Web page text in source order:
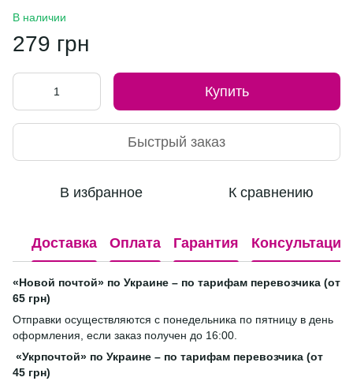
В наличии
279 грн
Купить
Быстрый заказ
В избранное К сравнению
Доставка Оплата Гарантия Консультация
«Новой почтой» по Украине – по тарифам перевозчика (от
65 грн)
Отправки осуществляются с понедельника по пятницу в день
оформления, если заказ получен до 16:00.
«Укрпочтой» по Украине – по тарифам перевозчика (от
45 грн)